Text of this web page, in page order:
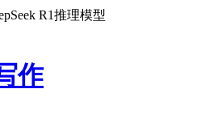
R1推理模型